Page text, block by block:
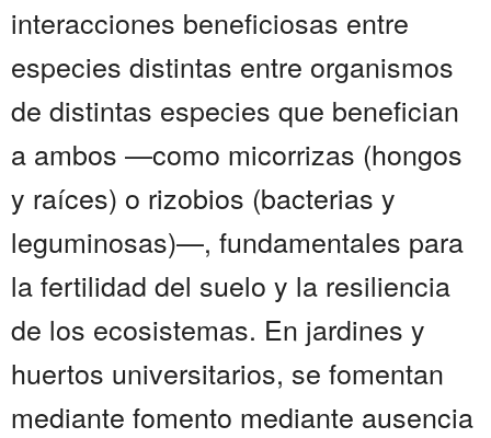
interacciones beneficiosas entre
especies distintas entre organismos
de distintas especies que benefician
a ambos —como micorrizas (hongos
y raíces) o rizobios (bacterias y
leguminosas)—, fundamentales para
la fertilidad del suelo y la resiliencia
de los ecosistemas. En jardines y
huertos universitarios, se fomentan
mediante fomento mediante ausencia